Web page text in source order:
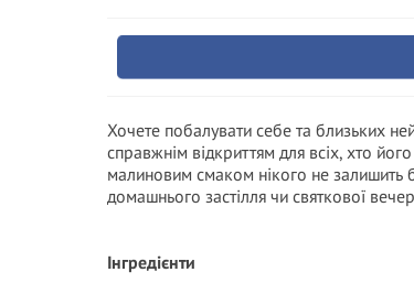
Хочете побалувати себе та близьких
справжнім відкриттям для всіх, хто
малиновим смаком нікого не залишить
домашнього застілля чи святкової
Інгредієнти